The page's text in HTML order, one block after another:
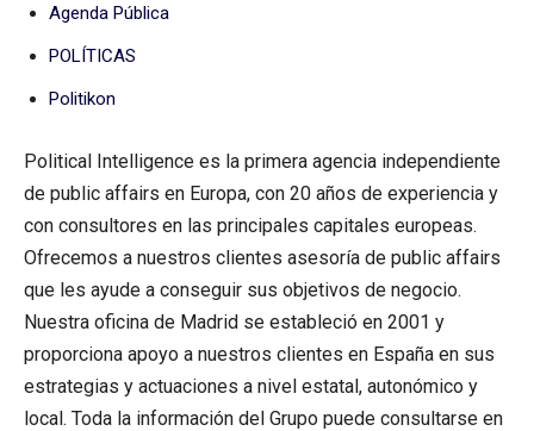
Agenda Pública
POLÍTICAS
Politikon
Political Intelligence es la primera agencia independiente
de public affairs en Europa, con 20 años de experiencia y
con consultores en las principales capitales europeas.
Ofrecemos a nuestros clientes asesoría de public affairs
que les ayude a conseguir sus objetivos de negocio.
Nuestra oficina de Madrid se estableció en 2001 y
proporciona apoyo a nuestros clientes en España en sus
estrategias y actuaciones a nivel estatal, autonómico y
local. Toda la información del Grupo puede consultarse en